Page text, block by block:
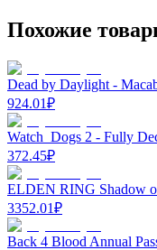
Похожие
Dead by Daylight -
924.01₽
Watch_Dogs 2 - Fully
372.45₽
ELDEN RING Shadow
3352.01₽
Back 4 Blood Annual